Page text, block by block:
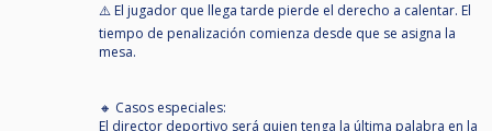
⚠️ El jugador que llega tarde pierde el derecho a calentar. El
tiempo de penalización comienza desde que se asigna la
mesa.
🔸 Casos especiales:
El director deportivo será quien tenga la última palabra en la